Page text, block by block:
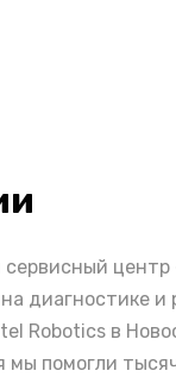
центр
диагностике и
Robotics в
мы помогли